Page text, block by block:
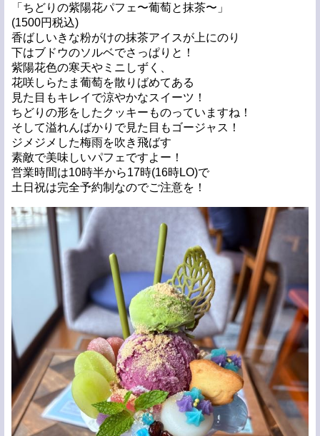
「ちどりの紫陽花パフェ〜葡萄と抹茶〜」
(1500円税込)
香ばしいきな粉がけの抹茶アイスが上にのり
下はブドウのソルベでさっぱりと！
紫陽花色の寒天やミニしずく、
花咲しらたま葡萄を散りばめてある
見た目もキレイで涼やかなスイーツ！
ちどりの形をしたクッキーものっていますね！
そして溢れんばかりで見た目もゴージャス！
ジメジメした梅雨を吹き飛ばす
素敵で美味しいパフェですよー！
営業時間は10時半から17時(16時LO)で
土日祝は完全予約制なのでご注意を！